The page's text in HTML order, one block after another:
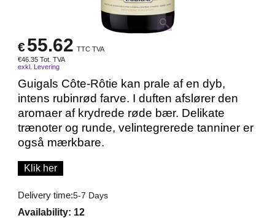
€55.62 TTC TVA
€46.35 Tot. TVA
exkl. Levering
Guigals Côte-Rôtie kan prale af en dyb,
intens rubinrød farve. I duften afslører den
aromaer af krydrede røde bær. Delikate
trænoter og runde, velintegrerede tanniner er
også mærkbare.
Klik her
Delivery time:5-7 Days
Availability: 12